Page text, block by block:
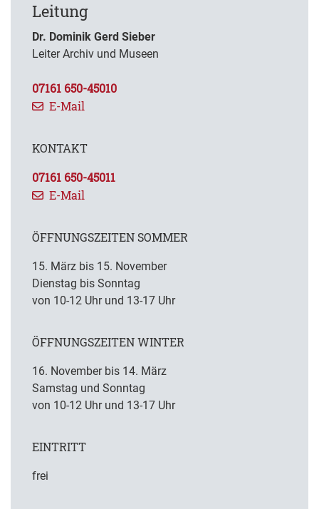
Leitung
Dr. Dominik Gerd Sieber
Leiter Archiv und Museen
07161 650-45010
E-Mail
KONTAKT
07161 650-45011
E-Mail
ÖFFNUNGSZEITEN SOMMER
15. März bis 15. November
Dienstag bis Sonntag
von 10-12 Uhr und 13-17 Uhr
ÖFFNUNGSZEITEN WINTER
16. November bis 14. März
Samstag und Sonntag
von 10-12 Uhr und 13-17 Uhr
EINTRITT
frei